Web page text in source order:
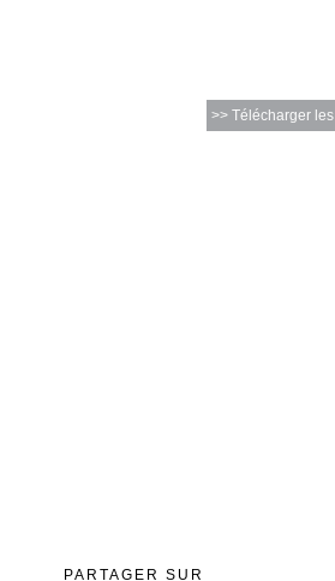
>> Télécharger
PARTAGER SUR